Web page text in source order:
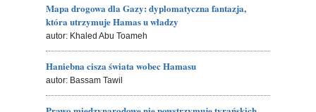
Mapa drogowa dla Gazy: dyplomatyczna fantazja,
która utrzymuje Hamas u władzy
autor: Khaled Abu Toameh
Haniebna cisza świata wobec Hamasu
autor: Bassam Tawil